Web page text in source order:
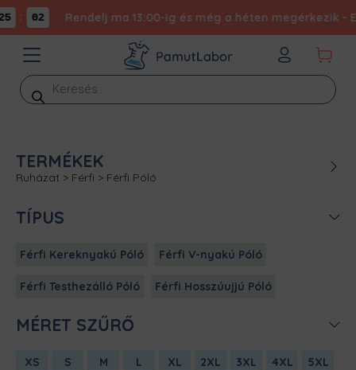
02 Rendelj ma 13:00-ig és még a héten megérkezik -
Products
search
TERMÉKEK
Ruházat > Férfi > Férfi Póló
TÍPUS
Férfi Kereknyakú Póló Férfi V-nyakú Póló
Férfi Testhezálló Póló Férfi Hosszúujjú Póló
MÉRET SZŰRŐ
XS S M L XL 2XL 3XL 4XL 5XL